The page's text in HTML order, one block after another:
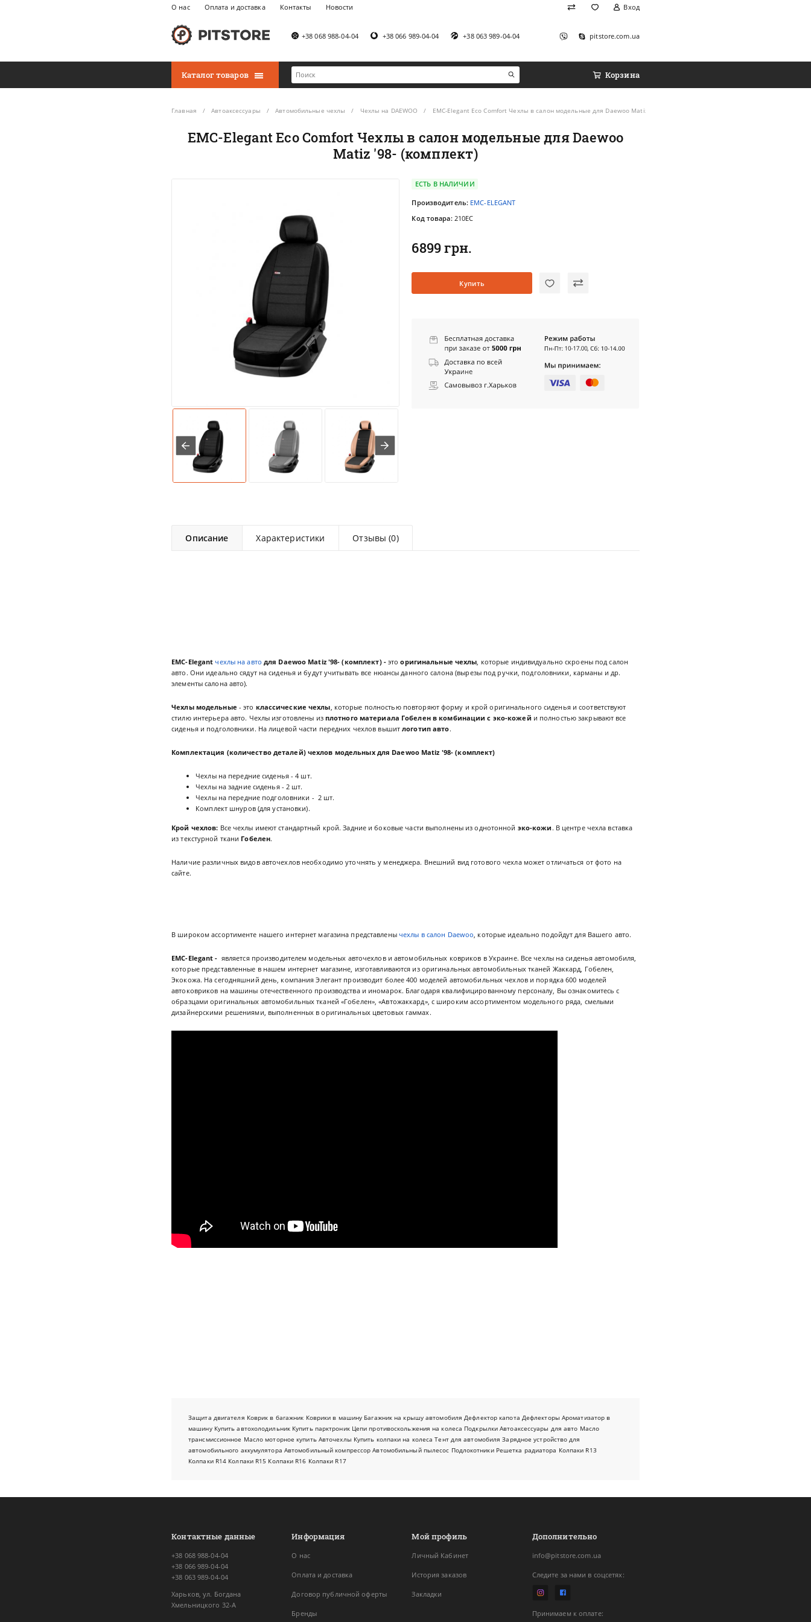
О нас Оплата и доставка Контакты Новости Вход
+38 068 988-04-04 +38 066 989-04-04 +38 063 989-04-04 pitstore.com.ua
Каталог товаров Корзина
Главная Автоаксессуары Автомобильные чехлы Чехлы на DAEWOO EMC-Elegant Eco Comfort Чехлы в салон модельные для Daewoo Matiz '98- (комплект)
EMC-Elegant Eco Comfort Чехлы в салон модельные для Daewoo
Matiz '98- (комплект)
ЕСТЬ В НАЛИЧИИ
Производитель: EMC-ELEGANT
Код товара: 210EC
6899 грн.
Купить
Описание Характеристики Отзывы (0)
EMC-Elegantчехлы на авто для Daewoo Matiz '98- (комплект) - этооригинальные чехлы, которые индивидуально скроены под салон
авто. Они идеально сядут на сиденья и будут учитывать все нюансы данного салона (вырезы под ручки, подголовники, карманы и др.
элементы салона авто).
Чехлы модельные - это классические чехлы, которые полностью повторяют форму и крой оригинального сиденья и соответствуют
стилю интерьера авто. Чехлы изготовлены из плотного материала Гобелен в комбинации с эко-кожей и полностью закрывают все
сиденья и подголовники. На лицевой части передних чехлов вышитлоготип авто.
Комплектация (количество деталей) чехлов модельных для Daewoo Matiz '98- (комплект)
Чехлы на передние сиденья - 4 шт.
Чехлы на задние сиденья - 2 шт.
Чехлы на передние подголовники - 2 шт.
Комплект шнуров (для установки).
Крой чехлов: Все чехлы имеют стандартный крой. Задние и боковые части выполнены из однотонной эко-кожи . В центре чехла вставка
из текстурной ткани Гобелен.
Наличие различных видов авточехлов необходимо уточнять у менеджера. Внешний вид готового чехла может отличаться от фото на
сайте.
В широком ассортименте нашего интернет магазина представлены чехлы в салон Daewoo , которые идеально подойдут для Вашего авто.
EMC-Elegant - является производителем модельных авточехлов и автомобильных ковриков в Украине. Все чехлы на сиденья автомобиля,
которые представленные в нашем интернет магазине, изготавливаются из оригинальных автомобильных тканей Жаккард, Гобелен,
Экокожа. На сегодняшний день, компания Элегант производит более 400 моделей автомобильных чехлов и порядка 600 моделей
автоковриков на машины отечественного производства и иномарок. Благодаря квалифицированному персоналу, Вы ознакомитесь с
образцами оригинальных автомобильных тканей «Гобелен», «Автожаккард», с широким ассортиментом модельного ряда, смелыми
дизайнерскими решениями, выполненных в оригинальных цветовых гаммах.
Защита двигателя Коврик в багажник Коврики в машину Багажник на крышу автомобиля Дефлектор капота Дефлекторы Ароматизатор в
машину Купить автохолодильник Купить парктроник Цепи противоскольжения на колеса Подкрылки Автоаксессуары для авто Масло
трансмиссионное Масло моторное купить Авточехлы Купить колпаки на колеса Тент для автомобиля Зарядное устройство для
автомобильного аккумулятора Автомобильный компрессор Автомобильный пылесос Подлокотники Решетка радиатора Колпаки R13
Колпаки R14 Колпаки R15 Колпаки R16 Колпаки R17
Контактные данные
+38 068 988-04-04
+38 066 989-04-04
+38 063 989-04-04
Харьков, ул. Богдана
Хмельницкого 32-А
Информация
О нас
Оплата и доставка
Договор публичной оферты
Бренды
Мой профиль
Личный Кабинет
История заказов
Закладки
Дополнительно
info@pitstore.com.ua
Следите за нами в соцсетях:
Принимаем к оплате: